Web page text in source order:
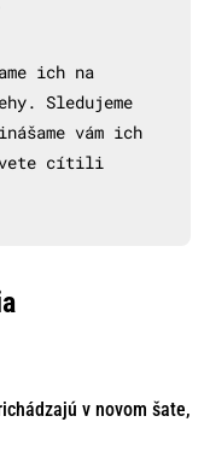
ich na
Sledujeme
vám ich
cítili
v novom šate,